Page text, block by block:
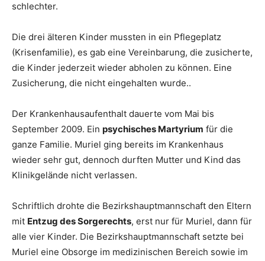
schlechter.
Die drei älteren Kinder mussten in ein Pflegeplatz
(Krisenfamilie), es gab eine Vereinbarung, die zusicherte,
die Kinder jederzeit wieder abholen zu können. Eine
Zusicherung, die nicht eingehalten wurde..
Der Krankenhausaufenthalt dauerte vom Mai bis
September 2009. Ein psychisches Martyrium für die
ganze Familie. Muriel ging bereits im Krankenhaus
wieder sehr gut, dennoch durften Mutter und Kind das
Klinikgelände nicht verlassen.
Schriftlich drohte die Bezirkshauptmannschaft den Eltern
mit Entzug des Sorgerechts, erst nur für Muriel, dann für
alle vier Kinder. Die Bezirkshauptmannschaft setzte bei
Muriel eine Obsorge im medizinischen Bereich sowie im